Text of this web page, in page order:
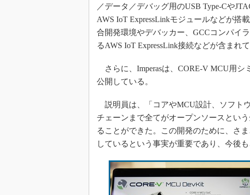
／データ／デバッグ用のUSB Type-Cや
AWS IoT ExpressLinkモジュールなどが搭
合開発環境やデバッカー、GCCコンパイ
るAWS IoT ExpressLink接続などが含まれて
さらに、Imperasは、CORE-V MCU用シ
公開している。
説明員は、「コアやMCU設計、ソフト
チェーンまで全てがオープンソースとい
ることができた。この開発のために、さ
しているという事実が重要であり、今後